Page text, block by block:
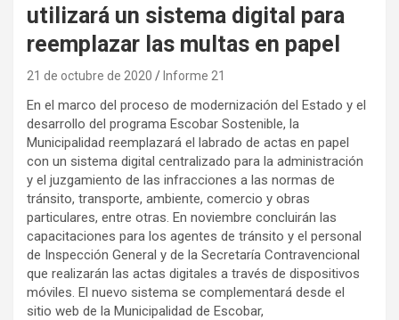
utilizará un sistema digital para
reemplazar las multas en papel
21 de octubre de 2020 Informe 21
En el marco del proceso de modernización del Estado y el
desarrollo del programa Escobar Sostenible, la
Municipalidad reemplazará el labrado de actas en papel
con un sistema digital centralizado para la administración
y el juzgamiento de las infracciones a las normas de
tránsito, transporte, ambiente, comercio y obras
particulares, entre otras. En noviembre concluirán las
capacitaciones para los agentes de tránsito y el personal
de Inspección General y de la Secretaría Contravencional
que realizarán las actas digitales a través de dispositivos
móviles. El nuevo sistema se complementará desde el
sitio web de la Municipalidad de Escobar,